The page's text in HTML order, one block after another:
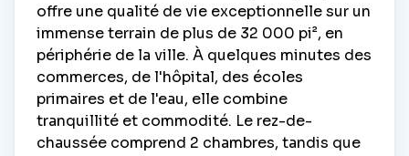
offre une qualité de vie exceptionnelle sur un
immense terrain de plus de 32 000 pi², en
périphérie de la ville. À quelques minutes des
commerces, de l'hôpital, des écoles
primaires et de l'eau, elle combine
tranquillité et commodité. Le rez-de-
chaussée comprend 2 chambres, tandis que